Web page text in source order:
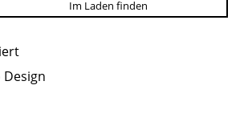
Im Laden finden